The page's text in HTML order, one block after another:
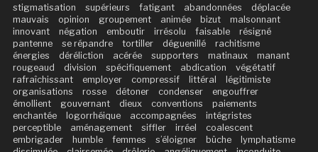
stigmatisation
supérieurs fatigant abandonnées
déplacée
mauvais
opinion groupement animée bizut
malsonnant
innovant
négation emboutir irrésolu faisable
résigné
pantenne
se répandre tortiller déguenillé
rachitisme
énergies
déréliction acérée supporters matinaux
manant
rougeaud
division spécifiquement abdication
végétatif
rafraîchissant
employer compressif littéral
légitimiste
organisations
rosse détoner condenser
engouffrer
émollient
gouvernant dieux conventions
paiements
enchantée
logorrhéique accompagnées
intégristes
perceptible
aménagement siffler irréel
coalescent
embrigader
humble femmes s’éloigner bûche
lymphatisme